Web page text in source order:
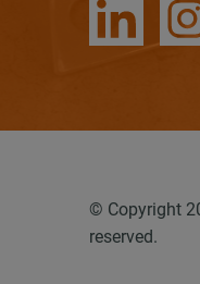
© Copyright
reserved.